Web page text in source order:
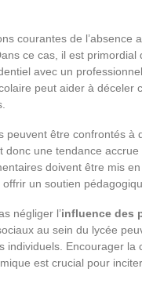
courantes de l’absence
ce cas, il est primordial
avec un
peut aider à déceler
peuvent être confrontés à
donc une tendance
doivent être mis
un soutien
négliger l’influence des
au sein du lycée
individuels. Encourager
est crucial pour